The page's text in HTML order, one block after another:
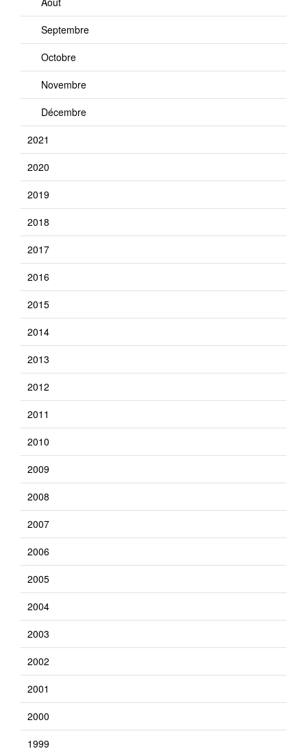
Septembre
Octobre
Novembre
Décembre
2021
2020
2019
2018
2017
2016
2015
2014
2013
2012
2011
2010
2009
2008
2007
2006
2005
2004
2003
2002
2001
2000
1999